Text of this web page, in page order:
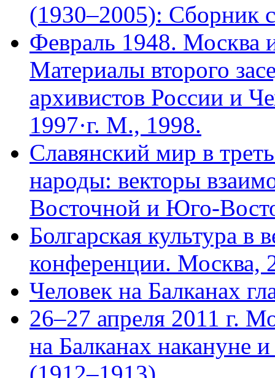
(1930–2005): Сборник
Февраль 1948. Москва
Материалы второго
архивистов России и
1997·г. М., 1998.
Славянский мир в
народы: векторы
Восточной и Юго-
Болгарская культура в
конференции. Москва,
Человек на Балканах
26–27 апреля 2011 г.
на Балканах накануне